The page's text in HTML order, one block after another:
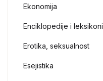
Ekonomija
Enciklopedije i leksikoni
Erotika, seksualnost
Esejistika